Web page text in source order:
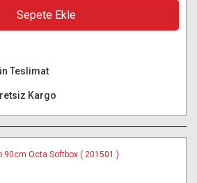
Sepete Ekle
Teslimat
Kargo